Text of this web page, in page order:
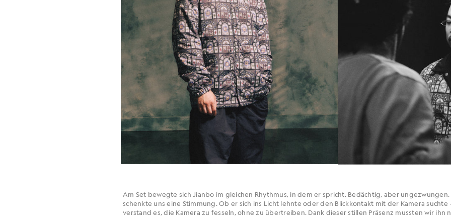
Am Set bewegte sich Jianbo im gleichen Rhythmus, in dem er spricht. Bedächtig, aber
schenkte uns eine Stimmung. Ob er sich ins Licht lehnte oder den Blickkontakt mit der Kamera suchte
verstand es, die Kamera zu fesseln, ohne zu übertreiben. Dank dieser stillen Präsenz mussten wir ihn